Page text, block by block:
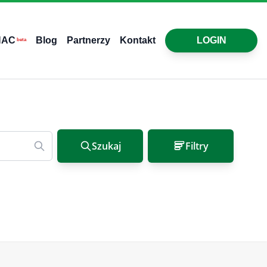
beta Blog Partnerzy Kontakt LOGIN
Szukaj Filtry